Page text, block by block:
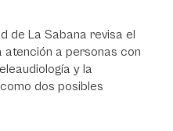
de La Sabana revisa el
atención a personas con
y la
dos posibles